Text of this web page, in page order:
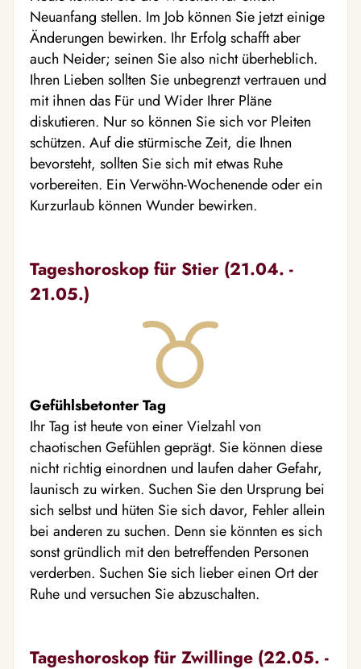
Neuanfang stellen. Im Job können Sie jetzt einige
Änderungen bewirken. Ihr Erfolg schafft aber
auch Neider; seinen Sie also nicht überheblich.
Ihren Lieben sollten Sie unbegrenzt vertrauen und
mit ihnen das Für und Wider Ihrer Pläne
diskutieren. Nur so können Sie sich vor Pleiten
schützen. Auf die stürmische Zeit, die Ihnen
bevorsteht, sollten Sie sich mit etwas Ruhe
vorbereiten. Ein Verwöhn-Wochenende oder ein
Kurzurlaub können Wunder bewirken.
Tageshoroskop für Stier (21.04. -
21.05.)
Gefühlsbetonter Tag
Ihr Tag ist heute von einer Vielzahl von
chaotischen Gefühlen geprägt. Sie können diese
nicht richtig einordnen und laufen daher Gefahr,
launisch zu wirken. Suchen Sie den Ursprung bei
sich selbst und hüten Sie sich davor, Fehler allein
bei anderen zu suchen. Denn sie könnten es sich
sonst gründlich mit den betreffenden Personen
verderben. Suchen Sie sich lieber einen Ort der
Ruhe und versuchen Sie abzuschalten.
Tageshoroskop für Zwillinge (22.05. -